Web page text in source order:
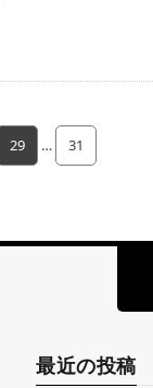
29 … 31
最近の投稿